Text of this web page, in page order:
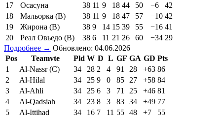
17
Осасуна 38 11 9 18 44 50 −6
42
18
Мальорка (В) 38 11 9 18 47 57 −10 42
19
Жирона (В) 38 9 14 15 39 55 −16 41
20
Реал Овьедо (В) 38 6 11 21 26 60 −34 29
Подробнее → Обновлено: 04.06.2026
Pos
Teamvte Pld W D L GF GA GD Pts
1
Al-Nassr (C) 34 28 2 4 91 28 +63 86
2
Al-Hilal 34 25 9 0 85 27 +58 84
3
Al-Ahli 34 25 6 3 71 25 +46 81
4
Al-Qadsiah 34 23 8 3 83 34 +49 77
5
Al-Ittihad 34 16 7 11 55 48 +7
55